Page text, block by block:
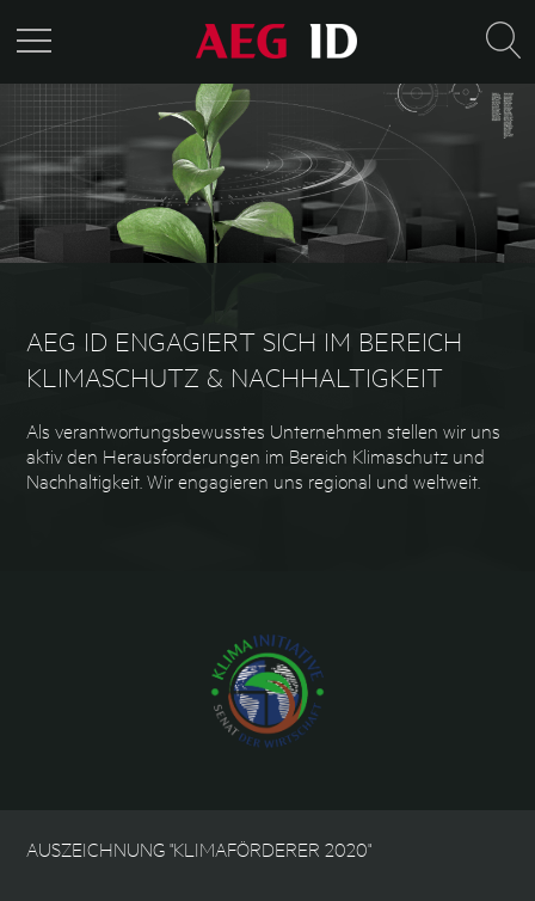
AEG ID ENGAGIERT SICH IM BEREICH
KLIMASCHUTZ & NACHHALTIGKEIT
Als verantwortungsbewusstes Unternehmen stellen wir uns
aktiv den Herausforderungen im Bereich Klimaschutz und
Nachhaltigkeit. Wir engagieren uns regional und weltweit.
AUSZEICHNUNG "KLIMAFÖRDERER 2020"